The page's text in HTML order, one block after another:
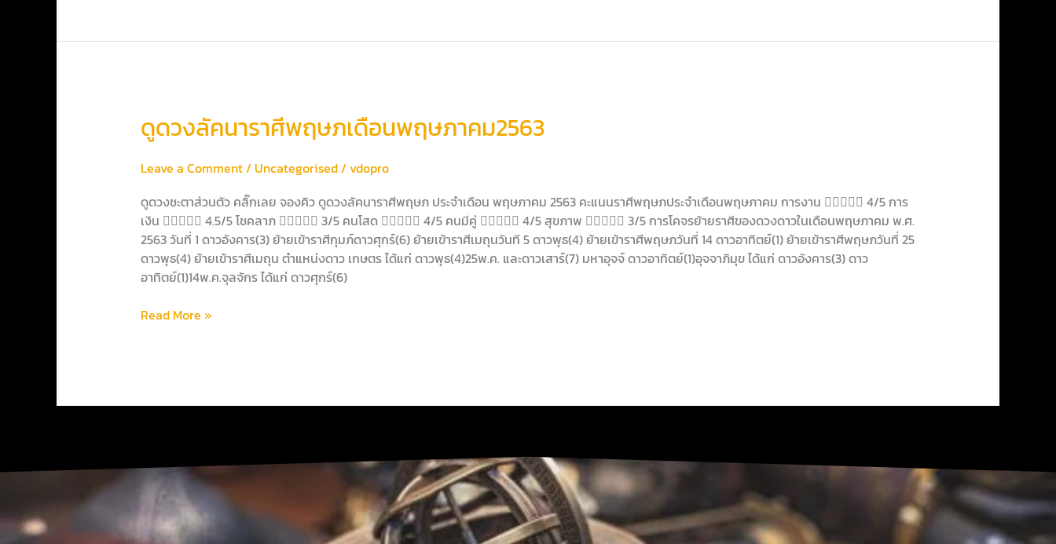
ดูดวงลัคนาราศีพฤษภเดือนพฤษภาคม2563
Leave a Comment/ Uncategorised/ vdopro
ดูดวงชะตาส่วนตัว คลิ๊กเลย จองคิว ดูดวงลัคนาราศีพฤษภ ประจำเดือน พฤษภาคม 2563 คะแนนราศีพฤษภประจำเดือนพฤษภาคม การงาน  4/5 การ
เงิน  4.5/5 โชคลาภ  3/5 คนโสด  4/5 คนมีคู่  4/5 สุขภาพ  3/5 การโคจรย้ายราศีของดวงดาวในเดือนพฤษภาคม พ.ศ.
2563 วันที่ 1 ดาวอังคาร(3) ย้ายเข้าราศีกุมภ์ดาวศุกร์(6) ย้ายเข้าราศีเมถุนวันที 5 ดาวพุธ(4) ย้ายเข้าราศีพฤษภวันที่ 14 ดาวอาทิตย์(1) ย้ายเข้าราศีพฤษภวันที่ 25
ดาวพุธ(4) ย้ายเข้าราศีเมถุน ตำแหน่งดาว เกษตร ได้แก่ ดาวพุธ(4)25พ.ค. และดาวเสาร์(7) มหาอุจจ์ ดาวอาทิตย์(1)อุจจาภิมุข ได้แก่ ดาวอังคาร(3) ดาว
อาทิตย์(1)14พ.ค.จุลจักร ได้แก่ ดาวศุกร์(6)
วง
ราศี
เดือน
พฤษภาคม2563
Read More »